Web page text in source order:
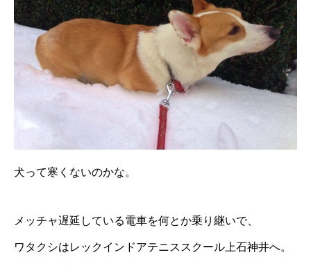
犬って寒くないのかな。
メッチャ遅延している電車を何とか乗り継いで、
ワタクシはレックインドアテニススクール上石神井へ。